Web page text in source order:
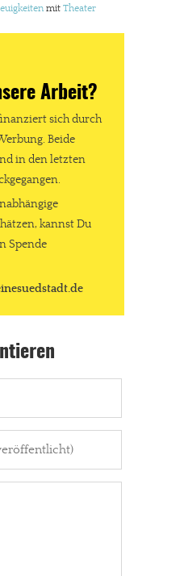
mit Theater
Arbeit?
sich durch
Beide
in den letzten
kannst Du
Spende